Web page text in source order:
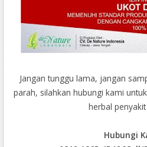
Jangan tunggu lama, jangan
parah, silahkan hubungi kami
herbal
Hubungi